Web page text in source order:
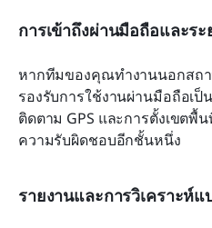
การเข้าถึงผ่านมือถือและระ
หากทีมของคุณทำงานนอกสถ
รองรับการใช้งานผ่านมือถือเป็
ติดตาม GPS และการตั้งเขตพื้
ความรับผิดชอบอีกชั้นหนึ่ง
รายงานและการวิเคราะห์แ